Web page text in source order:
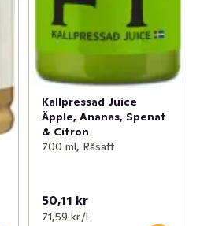
Kallpressad Juice
Äpple, Ananas, Spenat
& Citron
700 ml, Råsaft
50,11 kr
71,59 kr /l